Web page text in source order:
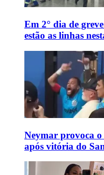
Em 2° dia de
estão as linhas
Neymar provoca o
após vitória do